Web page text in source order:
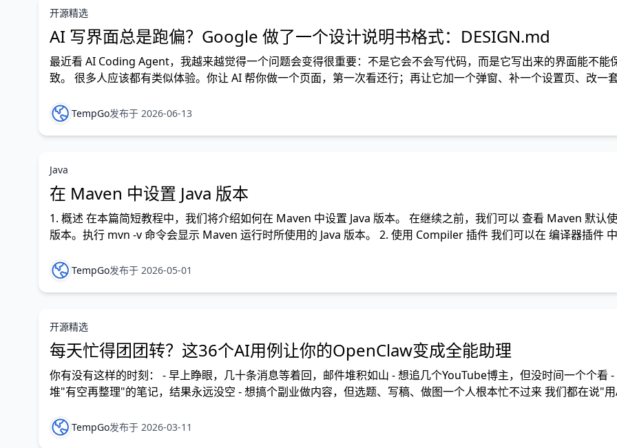
开源精选
AI 写界面总是跑偏？Google 做了一个设计说明书格式：DESIGN.md
最近看 AI Coding Agent，我越来越觉得一个问题会变得很重要：不是它会不会写代码，而是它写出来的界面能不能
致。 很多人应该都有类似体验。你让 AI 帮你做一个页面，第一次看还行；再让它加一个弹窗、补一个设置页、改一
TempGo发布于 2026-06-13
Java
在 Maven 中设置 Java 版本
1. 概述 在本篇简短教程中，我们将介绍如何在 Maven 中设置 Java 版本。 在继续之前，我们可以 查看 Maven 默认
版本。执行 mvn -v 命令会显示 Maven 运行时所使用的 Java 版本。 2. 使用 Compiler 插件 我们可以在 编译器插件
TempGo发布于 2026-05-01
开源精选
每天忙得团团转？这36个AI用例让你的OpenClaw变成全能助理
你有没有这样的时刻： - 早上睁眼，几十条消息等着回，邮件堆积如山 - 想追几个YouTube博主，但没时间一个个看
堆"有空再整理"的笔记，结果永远没空 - 想搞个副业做内容，但选题、写稿、做图一个人根本忙不过来 我们都在说"
TempGo发布于 2026-03-11